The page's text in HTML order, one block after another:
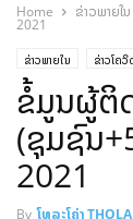
Home ຂ່າວພາຍໃນ
2021
ຂ່າວພາຍໃນ ຂ່າວໂຄ
ຂໍ້ມູນຜູ້ຕິ
(ຊຸມຊົນ
2021
By ໂທລະໂຄ່ງ